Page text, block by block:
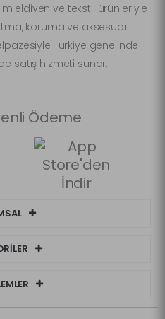
eldiven ve tekstil ürünleriyle
koruma ve aksesuar
Türkiye genelinde
satış hizmeti sunar.